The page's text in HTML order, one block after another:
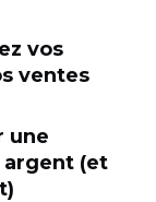
vos
ventes
une
argent (et